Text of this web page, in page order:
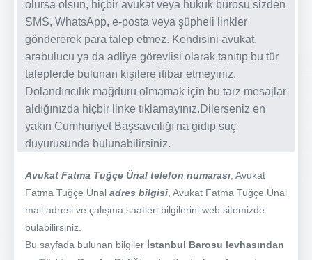
olursa olsun, hiçbir avukat veya hukuk bürosu sizden
SMS, WhatsApp, e-posta veya şüpheli linkler
göndererek para talep etmez. Kendisini avukat,
arabulucu ya da adliye görevlisi olarak tanıtıp bu tür
taleplerde bulunan kişilere itibar etmeyiniz.
Dolandırıcılık mağduru olmamak için bu tarz mesajlar
aldığınızda hiçbir linke tıklamayınız.Dilerseniz en
yakın Cumhuriyet Başsavcılığı'na gidip suç
duyurusunda bulunabilirsiniz.
Avukat Fatma Tuğçe Ünal telefon numarası , Avukat
Fatma Tuğçe Ünal adres bilgisi , Avukat Fatma Tuğçe Ünal
mail adresi ve çalışma saatleri bilgilerini web sitemizde
bulabilirsiniz.
Bu sayfada bulunan bilgiler İstanbul Barosu levhasından